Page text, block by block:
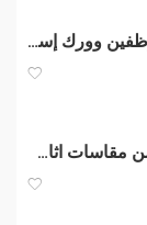
خلايا عمل مكاتب بارتيشن موظفين وورك إستيشن مكاتب مودرن كراسى
كاونتر استقبال مكاتب ريسبشن مقاسات اثاث مكتبي للبيع